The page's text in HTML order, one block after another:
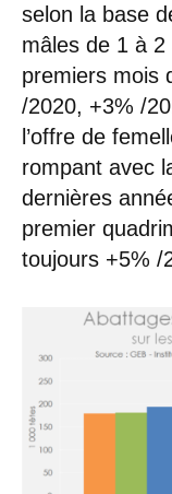
selon la base
mâles de 1 à
premiers mois
/2020, +3% /
l’offre de
rompant avec
dernières
premier
toujours +5% /